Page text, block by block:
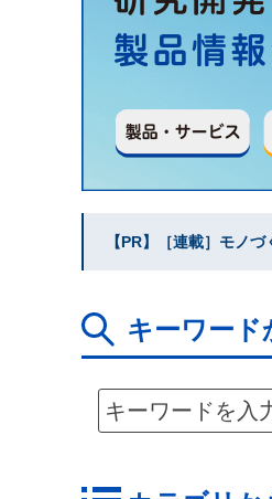
【PR】［連載］モノ
キーワード